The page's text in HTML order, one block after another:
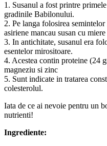
1. Susanul a fost printre
gradinile Babilonului.
2. Pe langa folosirea
asiriene mancau susan cu
3. In antichitate, susanul era
esentelor mirositoare.
4. Acestea contin proteine (24
magneziu si zinc
5. Sunt indicate in tratarea
colesterolul.
Iata de ce ai nevoie pentru un
nutrienti!
Ingrediente: